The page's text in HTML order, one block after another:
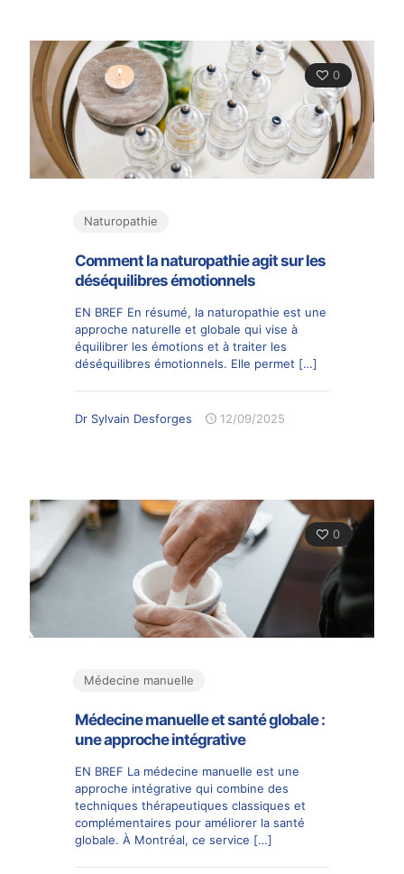
0
Naturopathie
Comment la naturopathie agit sur les
déséquilibres émotionnels
EN BREF En résumé, la naturopathie est une
approche naturelle et globale qui vise à
équilibrer les émotions et à traiter les
déséquilibres émotionnels. Elle permet […]
Dr Sylvain Desforges 12/09/2025
0
Médecine manuelle
Médecine manuelle et santé globale :
une approche intégrative
EN BREF La médecine manuelle est une
approche intégrative qui combine des
techniques thérapeutiques classiques et
complémentaires pour améliorer la santé
globale. À Montréal, ce service […]